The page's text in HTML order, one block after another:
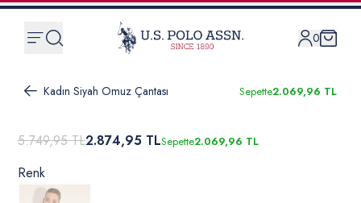
0
Kadın Siyah Omuz Çantası Sepette2.069,96 TL
5.749,95 TL2.874,95 TLSepette2.069,96 TL
Renk